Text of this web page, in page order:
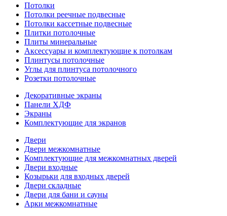
Потолки
Потолки реечные подвесные
Потолки кассетные подвесные
Плитки потолочные
Плиты минеральные
Аксессуары и комплектующие к потолкам
Плинтусы потолочные
Углы для плинтуса потолочного
Розетки потолочные
Декоративные экраны
Панели ХДФ
Экраны
Комплектующие для экранов
Двери
Двери межкомнатные
Комплектующие для межкомнатных дверей
Двери входные
Козырьки для входных дверей
Двери складные
Двери для бани и сауны
Арки межкомнатные